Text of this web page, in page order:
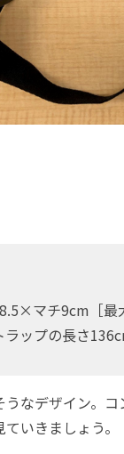
マチ9cm［最
ップの長さ
なデザイン。
いきましょう。